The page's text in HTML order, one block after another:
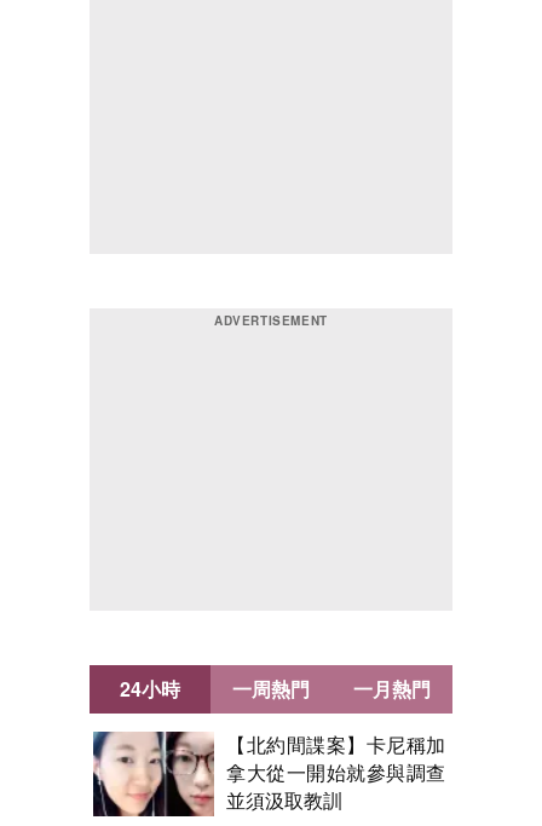
24小時
【北約間諜案】卡尼稱加
拿大從一開始就參與調查
並須汲取教訓
一周熱門 一月熱門